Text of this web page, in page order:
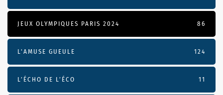
JEUX OLYMPIQUES PARIS 2024 86
L'AMUSE GUEULE 124
L’ÉCHO DE L’ÉCO 11